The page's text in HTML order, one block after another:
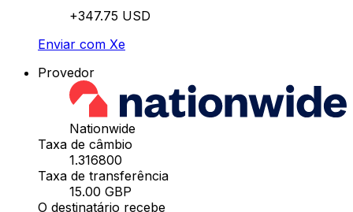
+347.75 USD
Enviar com Xe
Provedor
Nationwide
Taxa de câmbio
1.316800
Taxa de transferência
15.00 GBP
O destinatário recebe